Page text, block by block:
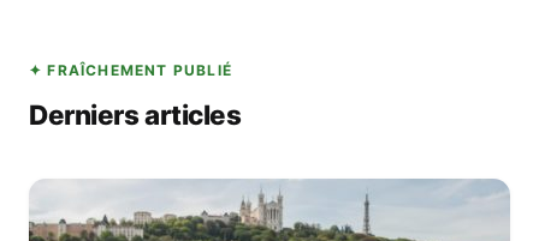
✦ FRAÎCHEMENT PUBLIÉ
Derniers articles